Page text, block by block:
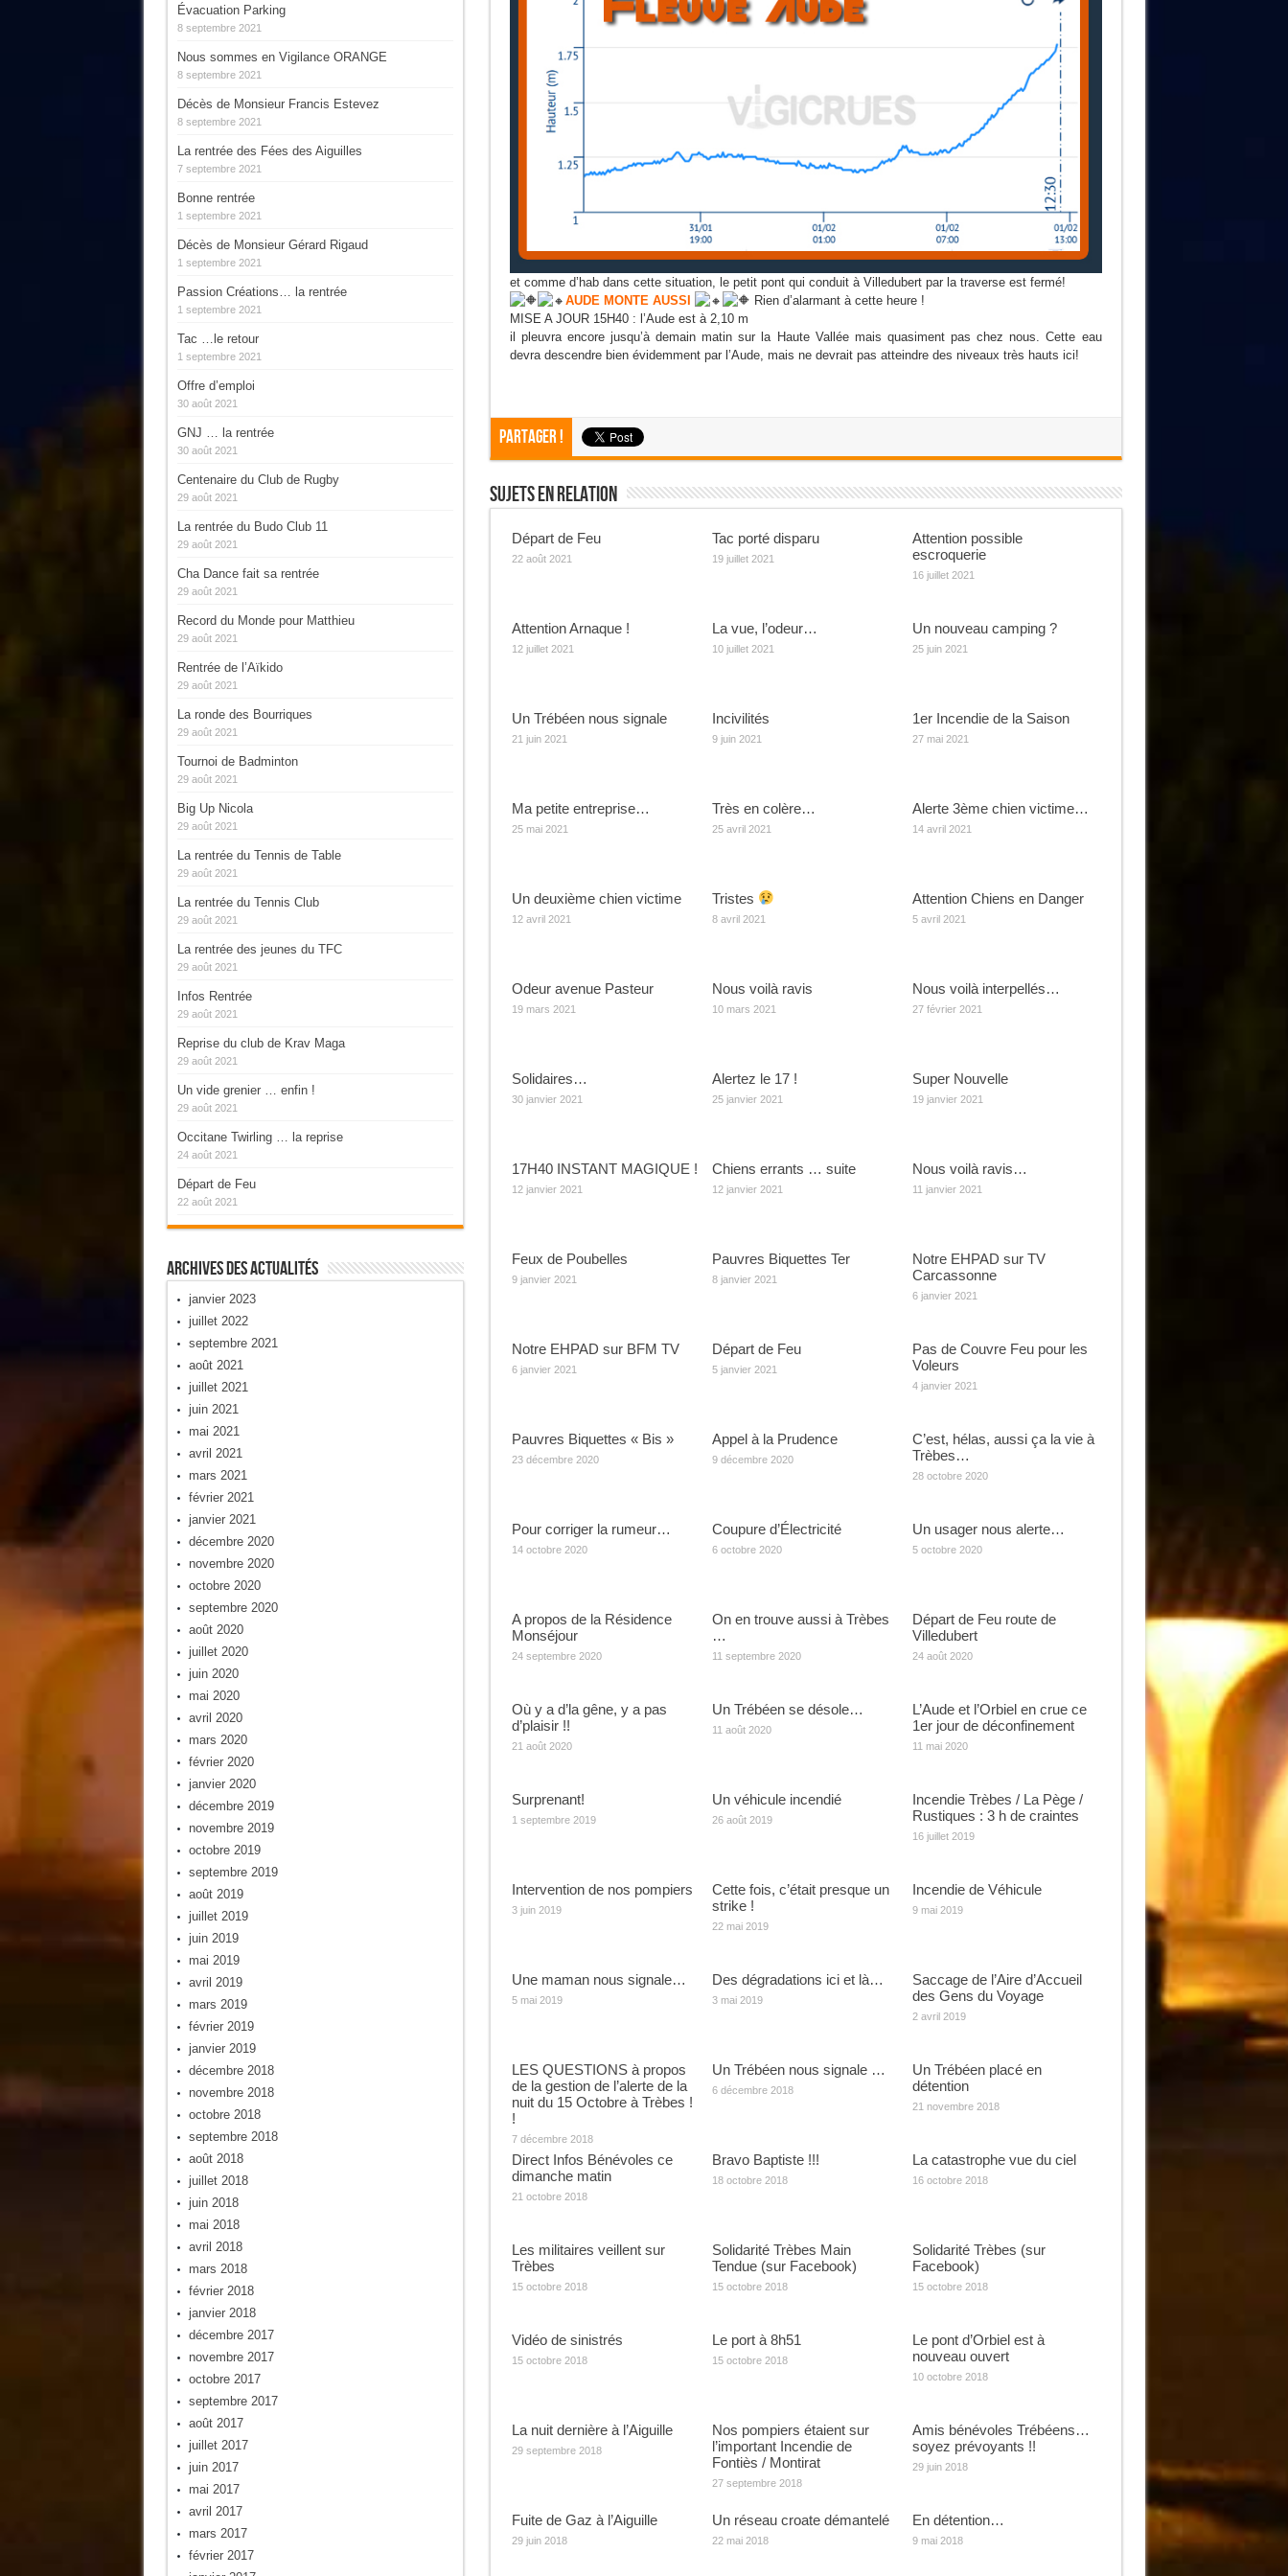
et comme d’hab dans cette situation, le petit pont qui conduit à Villedubert par la traverse est fermé!
AUDE MONTE AUSSI
Rien d’alarmant à cette heure !
MISE A JOUR 15H40 : l’Aude est à 2,10 m
il pleuvra encore jusqu’à demain matin sur la Haute Vallée mais quasiment pas chez nous. Cette eau
devra descendre bien évidemment par l’Aude, mais ne devrait pas atteindre des niveaux très hauts ici!
Partager !
Sujets En Relation
Départ de Feu
22 août 2021
Tac porté disparu
19 juillet 2021
Attention possible
escroquerie
16 juillet 2021
Attention Arnaque !
12 juillet 2021
La vue, l’odeur…
10 juillet 2021
Un nouveau camping ?
25 juin 2021
Un Trébéen nous signale
21 juin 2021
Incivilités
9 juin 2021
1er Incendie de la Saison
27 mai 2021
Ma petite entreprise…
25 mai 2021
Très en colère…
25 avril 2021
Alerte 3ème chien victime…
14 avril 2021
Un deuxième chien victime
12 avril 2021
Tristes
8 avril 2021
Attention Chiens en Danger
5 avril 2021
Odeur avenue Pasteur
19 mars 2021
Nous voilà ravis
10 mars 2021
Nous voilà interpellés…
27 février 2021
Solidaires…
30 janvier 2021
Alertez le 17 !
25 janvier 2021
Super Nouvelle
19 janvier 2021
17H40 INSTANT MAGIQUE !
12 janvier 2021
Chiens errants … suite
12 janvier 2021
Nous voilà ravis…
11 janvier 2021
Feux de Poubelles
9 janvier 2021
Pauvres Biquettes Ter
8 janvier 2021
Notre EHPAD sur TV
Carcassonne
6 janvier 2021
Notre EHPAD sur BFM TV
6 janvier 2021
Départ de Feu
5 janvier 2021
Pas de Couvre Feu pour les
Voleurs
4 janvier 2021
Pauvres Biquettes « Bis »
23 décembre 2020
Appel à la Prudence
9 décembre 2020
C’est, hélas, aussi ça la vie à
Trèbes…
28 octobre 2020
Pour corriger la rumeur…
14 octobre 2020
Coupure d’Électricité
6 octobre 2020
Un usager nous alerte…
5 octobre 2020
A propos de la Résidence
Monséjour
24 septembre 2020
On en trouve aussi à Trèbes
…
11 septembre 2020
Départ de Feu route de
Villedubert
24 août 2020
Où y a d’la gêne, y a pas
d’plaisir !!
21 août 2020
Un Trébéen se désole…
11 août 2020
L’Aude et l’Orbiel en crue ce
1er jour de déconfinement
11 mai 2020
Surprenant!
1 septembre 2019
Un véhicule incendié
26 août 2019
Incendie Trèbes / La Pège /
Rustiques : 3 h de craintes
16 juillet 2019
Intervention de nos pompiers
3 juin 2019
Cette fois, c’était presque un
strike !
22 mai 2019
Incendie de Véhicule
9 mai 2019
Une maman nous signale…
5 mai 2019
Des dégradations ici et là…
3 mai 2019
Saccage de l’Aire d’Accueil
des Gens du Voyage
2 avril 2019
LES QUESTIONS à propos
de la gestion de l’alerte de la
nuit du 15 Octobre à Trèbes !
!
7 décembre 2018
Un Trébéen nous signale …
6 décembre 2018
Un Trébéen placé en
détention
21 novembre 2018
Direct Infos Bénévoles ce
dimanche matin
21 octobre 2018
Bravo Baptiste !!!
18 octobre 2018
La catastrophe vue du ciel
16 octobre 2018
Les militaires veillent sur
Trèbes
15 octobre 2018
Solidarité Trèbes Main
Tendue (sur Facebook)
15 octobre 2018
Solidarité Trèbes (sur
Facebook)
15 octobre 2018
Vidéo de sinistrés
15 octobre 2018
Le port à 8h51
15 octobre 2018
Le pont d’Orbiel est à
nouveau ouvert
10 octobre 2018
La nuit dernière à l’Aiguille
29 septembre 2018
Nos pompiers étaient sur
l’important Incendie de
Fontiès / Montirat
27 septembre 2018
Amis bénévoles Trébéens…
soyez prévoyants !!
29 juin 2018
Fuite de Gaz à l’Aiguille
29 juin 2018
Un réseau croate démantelé
22 mai 2018
En détention…
9 mai 2018
Évacuation Parking
8 septembre 2021
Nous sommes en Vigilance ORANGE
8 septembre 2021
Décès de Monsieur Francis Estevez
8 septembre 2021
La rentrée des Fées des Aiguilles
7 septembre 2021
Bonne rentrée
1 septembre 2021
Décès de Monsieur Gérard Rigaud
1 septembre 2021
Passion Créations… la rentrée
1 septembre 2021
Tac …le retour
1 septembre 2021
Offre d’emploi
30 août 2021
GNJ … la rentrée
30 août 2021
Centenaire du Club de Rugby
29 août 2021
La rentrée du Budo Club 11
29 août 2021
Cha Dance fait sa rentrée
29 août 2021
Record du Monde pour Matthieu
29 août 2021
Rentrée de l’Aïkido
29 août 2021
La ronde des Bourriques
29 août 2021
Tournoi de Badminton
29 août 2021
Big Up Nicola
29 août 2021
La rentrée du Tennis de Table
29 août 2021
La rentrée du Tennis Club
29 août 2021
La rentrée des jeunes du TFC
29 août 2021
Infos Rentrée
29 août 2021
Reprise du club de Krav Maga
29 août 2021
Un vide grenier … enfin !
29 août 2021
Occitane Twirling … la reprise
24 août 2021
Départ de Feu
22 août 2021
Archives Des Actualités
janvier 2023
juillet 2022
septembre 2021
août 2021
juillet 2021
juin 2021
mai 2021
avril 2021
mars 2021
février 2021
janvier 2021
décembre 2020
novembre 2020
octobre 2020
septembre 2020
août 2020
juillet 2020
juin 2020
mai 2020
avril 2020
mars 2020
février 2020
janvier 2020
décembre 2019
novembre 2019
octobre 2019
septembre 2019
août 2019
juillet 2019
juin 2019
mai 2019
avril 2019
mars 2019
février 2019
janvier 2019
décembre 2018
novembre 2018
octobre 2018
septembre 2018
août 2018
juillet 2018
juin 2018
mai 2018
avril 2018
mars 2018
février 2018
janvier 2018
décembre 2017
novembre 2017
octobre 2017
septembre 2017
août 2017
juillet 2017
juin 2017
mai 2017
avril 2017
mars 2017
février 2017